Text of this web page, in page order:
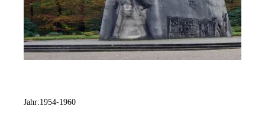
Jahr:1954-1960